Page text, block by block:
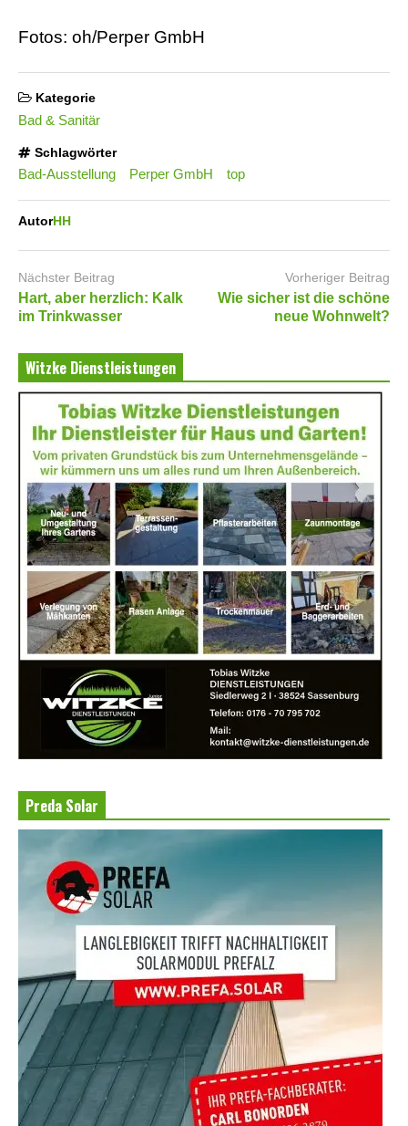
Fotos: oh/Perper GmbH
Kategorie
Bad & Sanitär
Schlagwörter
Bad-Ausstellung Perper GmbH top
AutorHH
Nächster Beitrag
Hart, aber herzlich: Kalk
im Trinkwasser
Vorheriger Beitrag
Wie sicher ist die schöne
neue Wohnwelt?
Witzke Dienstleistungen
Preda Solar